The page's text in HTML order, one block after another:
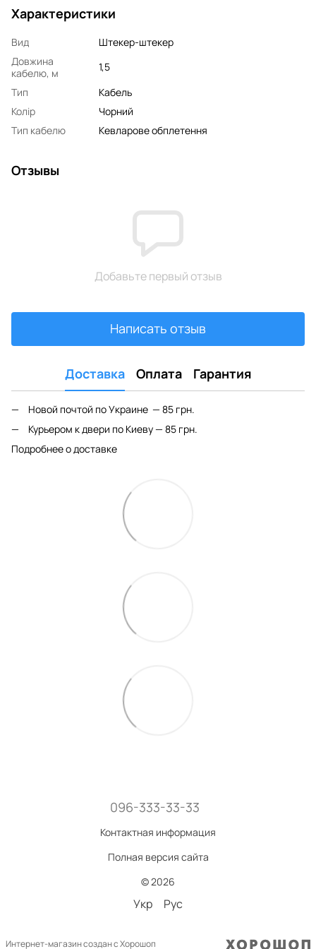
Характеристики
Вид
Штекер-штекер
Довжина
кабелю, м
1,5
Тип
Кабель
Колір
Чорний
Тип кабелю
Кевларове обплетення
Отзывы
Добавьте первый отзыв
Написать отзыв
Доставка Оплата Гарантия
Новой почтой по Украине — 85 грн.
Курьером к двери по Киеву — 85 грн.
Подробнее о доставке
096-333-33-33
Контактная информация
Полная версия сайта
© 2026
Укр Рус
Интернет-магазин создан с Хорошоп